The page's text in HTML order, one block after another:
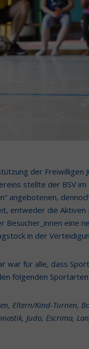
der Freiwilligen
stellte der BSV
angebotenen,
entweder die
Besucher_innen eine
in der
war für alle, dass
folgenden
Eltern/Kind-Turnen,
Judo, Escrima,